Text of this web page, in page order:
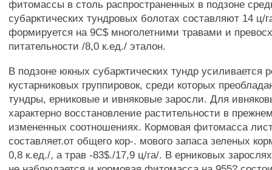
фитомассы в столь распространенных в подзоне
субарктических тундровых болотах составляют 14 ц/
формируется на 9С$ многолетними травами и
питательности /8,0 к.ед./ эталон.
В подзоне юкных субарктических тундр усиливается
кустарниковых группировок, среди которых
тундры, ерниковые и ивняковые заросли. Для
характерно восстановление растительности в
измененных соотношениях. Кормовая фитомасса
составляет.от общего кор-. мового запаса зеленых
0,8 к.ед./, а трав -83$./17,9 ц/га/. В ерниковых